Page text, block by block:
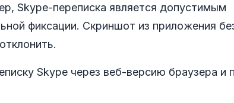
Skype-переписка является допустимым
фиксации. Скриншот из приложения
Skype через веб-версию браузера и